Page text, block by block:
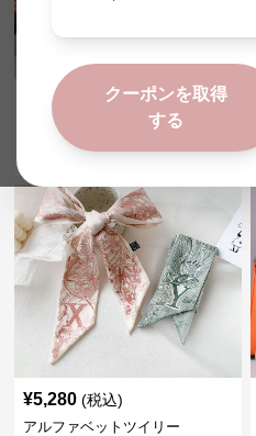
クーポンを取得
する
5,200 (税込)
ペイズリー柄シルクツイリース
¥5,280 (税込)
アルファベットツイリー